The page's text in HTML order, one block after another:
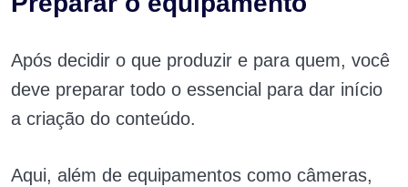
Após decidir o que produzir e para quem, você
deve preparar todo o essencial para dar início
a criação do conteúdo.
Aqui, além de equipamentos como câmeras,